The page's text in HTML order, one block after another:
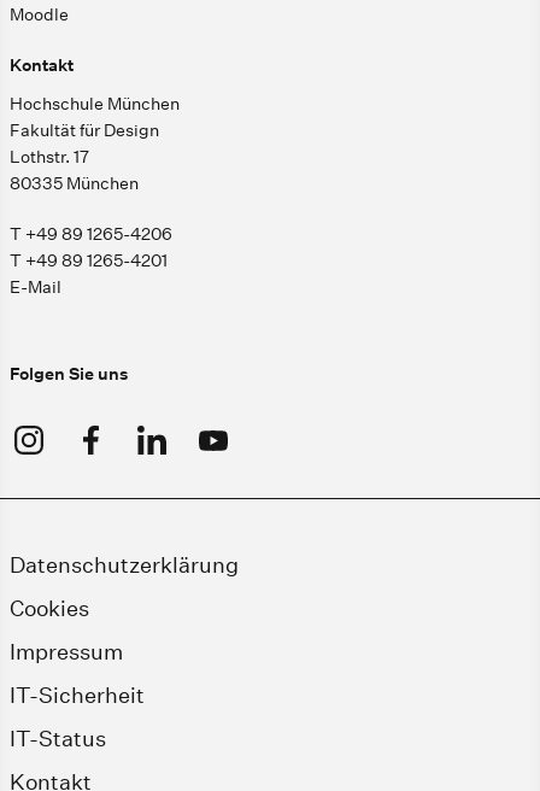
Moodle
Kontakt
Hochschule München
Fakultät für Design
Lothstr. 17
80335 München
T +49 89 1265-4206
T +49 89 1265-4201
E-Mail
Folgen Sie uns
Datenschutzerklärung
Cookies
Impressum
IT-Sicherheit
IT-Status
Kontakt